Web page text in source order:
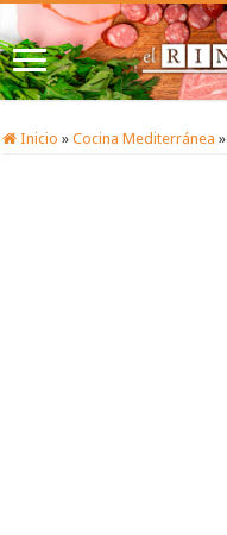
Inicio » Cocina Mediterránea »